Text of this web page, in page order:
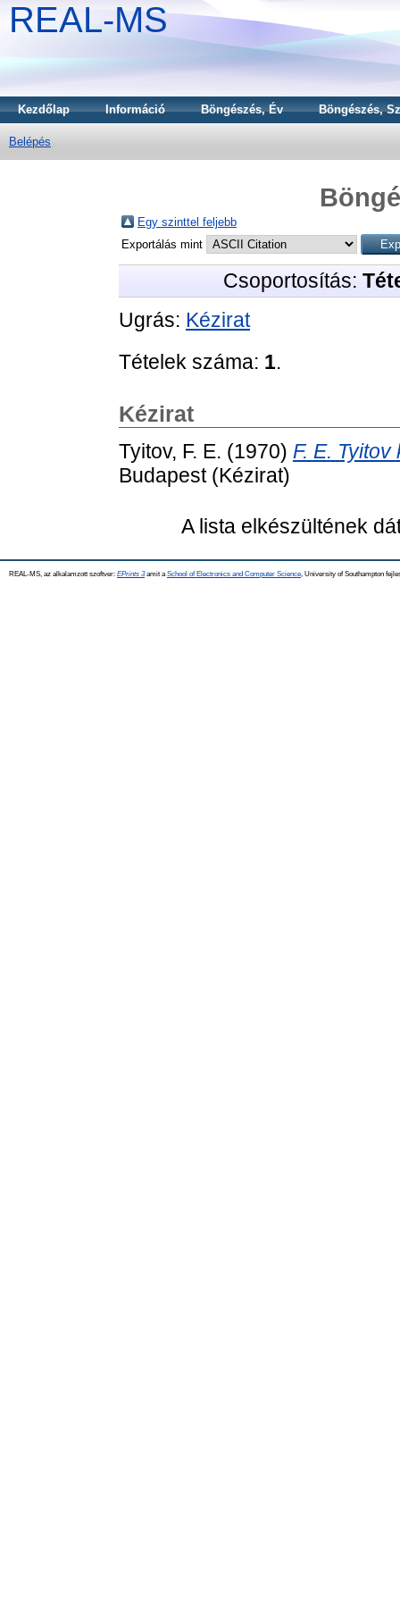
REAL-MS
Kezdőlap Információ Böngészés, Év Böngészés,
Belépés
Egy szinttel feljebb
Exportálás mint
Csoportosítás:
Ugrás: Kézirat
Tételek száma: 1.
Kézirat
Tyitov, F. E. (1970) F. E.
Budapest (Kézirat)
A lista elkészültének
REAL-MS, az alkalamzott szoftver: EPrints 3amit a School of Electronics and Computer Science , University of Southampton